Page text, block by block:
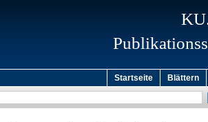
Startseite Blättern